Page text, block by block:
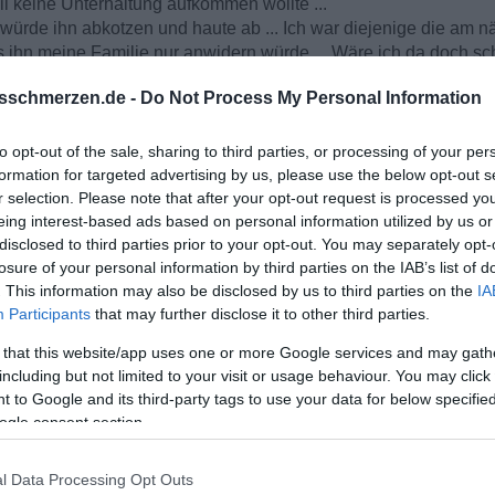
- Do Not Process My Personal Information
opt-out of the sale, sharing to third parties, or processing of your
for targeted advertising by us, please use the below opt-out
selection. Please note that after your opt-out request is processed
interest-based ads based on personal information utilized by us
to third parties prior to your opt-out. You may separately
of your personal information by third parties on the IAB’s list of
This information may also be disclosed by us to third parties on the
Participants that may further disclose it to other third parties.
that this website/app uses one or more Google services and may
but not limited to your visit or usage behaviour. You may
to Google and its third-party tags to use your data for below
consent section.
Data Processing Opt Outs
keine Unterhaltung aufkommen wollte ...
ihn abkotzen und haute ab ... Ich war diejenige die am
ihn meine Familie nur anwidern würde ... Wäre ich da doch
nicht mehr mit auf, mein Sohn durfte nicht mehr im Garten
1x tat er es dich und mein Mann weinte weil wir nicht
ging es gut. Dann stand er wieder nicht mit auf - konnte
Dinge die er selber so nicht vorlebte.
irgendwie keine. War er krank starb er fast und musste
... Wollte ich reden, redete nur ich ..
wollte er zurück. Er hält es nicht aus ohne uns ... Ich kam
eingezogen war. Er wäre da so reingerutscht, wollte das
meinem Verhalten, ich wäre ja Schuld ... Sie hätte ihn
lief es hier wie vorher. Bis ich ihm am 12.8. sagte ich